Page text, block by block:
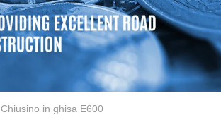
Chiusino in ghisa E600